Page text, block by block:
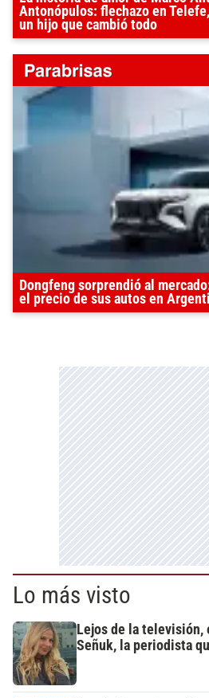
Antonópulos: flechazo en
un hijo que cambió todo
Dongfeng sorprendió al
el precio de sus autos en
Lo más visto
Lejos de la televisión,
Señuk, la periodista